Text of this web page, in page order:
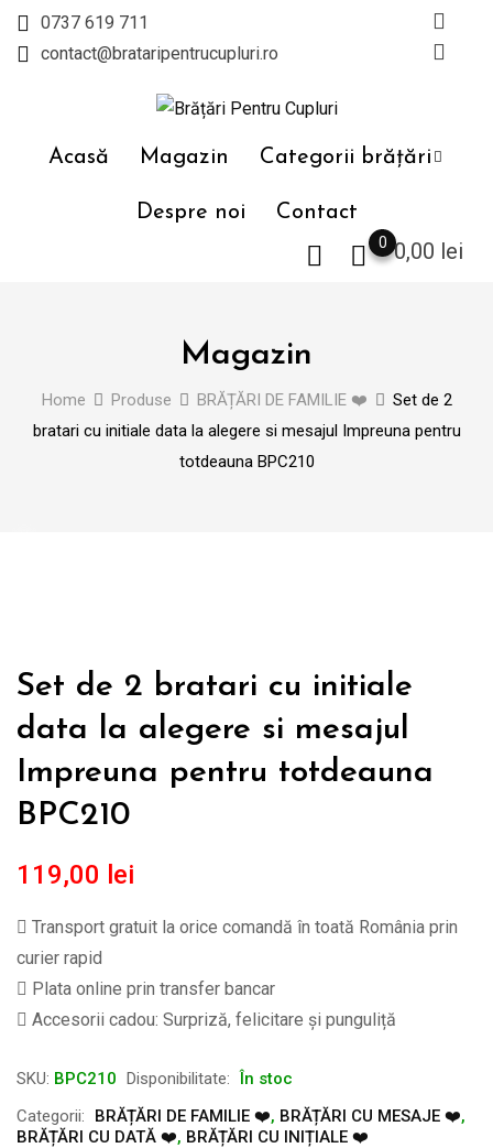
Skip
0737 619 711
contact@brataripentrucupluri.ro
Acasă Magazin Categorii brățări
Despre noi Contact
0,00 lei
0
Magazin
Home Produse BRĂȚĂRI DE FAMILIE ❤️
Set de 2
bratari cu initiale data la alegere si mesajul Impreuna pentru
totdeauna BPC210
Set de 2 bratari cu initiale
data la alegere si mesajul
Impreuna pentru totdeauna
BPC210
119,00 lei
Transport gratuit la orice comandă în toată România prin
curier rapid
Plata online prin transfer bancar
Accesorii cadou: Surpriză, felicitare și punguliță
SKU: BPC210 Disponibilitate: În stoc
Categorii:
BRĂȚĂRI DE FAMILIE ❤️, BRĂȚĂRI CU MESAJE ❤️,
BRĂȚĂRI CU DATĂ ❤️, BRĂȚĂRI CU INIȚIALE ❤️